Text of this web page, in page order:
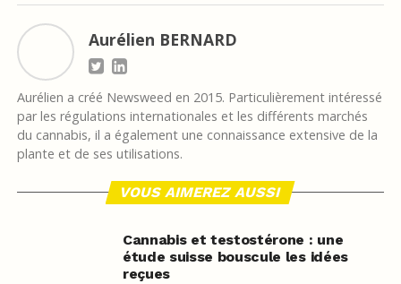
Aurélien BERNARD
Aurélien a créé Newsweed en 2015. Particulièrement intéressé
par les régulations internationales et les différents marchés
du cannabis, il a également une connaissance extensive de la
plante et de ses utilisations.
VOUS AIMEREZ AUSSI
Cannabis et testostérone : une
étude suisse bouscule les idées
reçues